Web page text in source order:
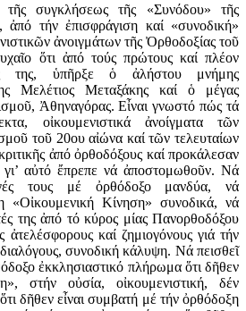
συγκλήσεως τῆς «Συνόδου» τῆς
ἀπό τήν ἐπισφράγιση καί «συνοδική»
ἀνοιγμάτων τῆς Ὀρθοδοξίας τοῦ
ὅτι ἀπό τούς πρώτους καί πλέον
της, ὑπῆρξε ὁ ἀλήστου μνήμης
Μελέτιος Μεταξάκης καί ὁ μέγας
Ἀθηναγόρας. Εἶναι γνωστό πώς τά
οἰκουμενιστικά ἀνοίγματα τῶν
τοῦ 20ου αἰώνα καί τῶν τελευταίων
ἀπό ὀρθοδόξους καί προκάλεσαν
γι’ αὐτό ἔπρεπε νά ἀποστομωθοῦν. Νά
τους μέ ὀρθόδοξο μανδύα, νά
«Οἰκουμενική Κίνηση» συνοδικά, νά
της ἀπό τό κύρος μίας Πανορθοδόξου
καί ζημιογόνους γιά τήν
συνοδική κάλυψη. Νά πεισθεῖ
ἐκκλησιαστικό πλήρωμα ὅτι δῆθεν
στήν οὐσία, οἰκουμενιστική, δέν
δῆθεν εἶναι συμβατή μέ τήν ὀρθόδοξη